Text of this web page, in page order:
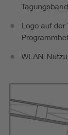
Logo auf der
WLAN-